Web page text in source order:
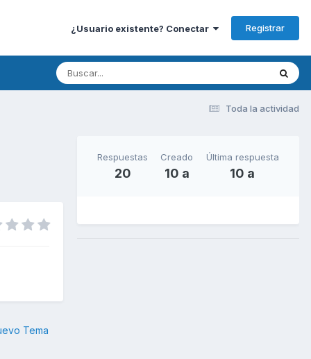
¿Usuario existente? Conectar Registrar
Toda la actividad
Tema
Respuestas
20
Creado
10 a
Última respuesta
10 a